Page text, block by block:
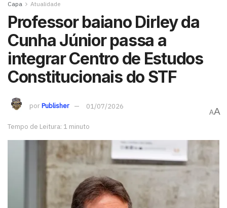
Capa Atualidade
Professor baiano Dirley da
Cunha Júnior passa a
integrar Centro de Estudos
Constitucionais do STF
porPublisher 01/07/2026
Tempo de Leitura: 1 minuto
AA